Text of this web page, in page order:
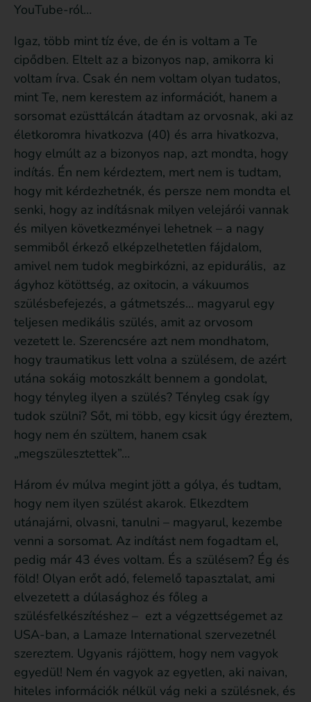
YouTube-ról…
Igaz, több mint tíz éve, de én is voltam a Te
cipődben. Eltelt az a bizonyos nap, amikorra ki
voltam írva. Csak én nem voltam olyan tudatos,
mint Te, nem kerestem az információt, hanem a
sorsomat ezüsttálcán átadtam az orvosnak, aki az
életkoromra hivatkozva (40) és arra hivatkozva,
hogy elmúlt az a bizonyos nap, azt mondta, hogy
indítás. Én nem kérdeztem, mert nem is tudtam,
hogy mit kérdezhetnék, és persze nem mondta el
senki, hogy az indításnak milyen velejárói vannak
és milyen következményei lehetnek – a nagy
semmiből érkező elképzelhetetlen fájdalom,
amivel nem tudok megbirkózni, az epidurális, az
ágyhoz kötöttség, az oxitocin, a vákuumos
szülésbefejezés, a gátmetszés… magyarul egy
teljesen medikális szülés, amit az orvosom
vezetett le. Szerencsére azt nem mondhatom,
hogy traumatikus lett volna a szülésem, de azért
utána sokáig motoszkált bennem a gondolat,
hogy tényleg ilyen a szülés? Tényleg csak így
tudok szülni? Sőt, mi több, egy kicsit úgy éreztem,
hogy nem én szültem, hanem csak
„megszülesztettek”…
Három év múlva megint jött a gólya, és tudtam,
hogy nem ilyen szülést akarok. Elkezdtem
utánajárni, olvasni, tanulni – magyarul, kezembe
venni a sorsomat. Az indítást nem fogadtam el,
pedig már 43 éves voltam. És a szülésem? Ég és
föld! Olyan erőt adó, felemelő tapasztalat, ami
elvezetett a dúlasághoz és főleg a
szülésfelkészítéshez – ezt a végzettségemet az
USA-ban, a Lamaze International szervezetnél
szereztem. Ugyanis rájöttem, hogy nem vagyok
egyedül! Nem én vagyok az egyetlen, aki naivan,
hiteles információk nélkül vág neki a szülésnek, és